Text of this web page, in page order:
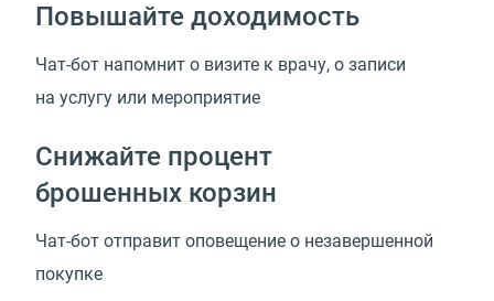
Повышайте доходимость
Чат-бот напомнит о визите к врачу, о записи
на услугу или мероприятие
Снижайте процент
брошенных корзин
Чат-бот отправит оповещение о незавершенной
покупке